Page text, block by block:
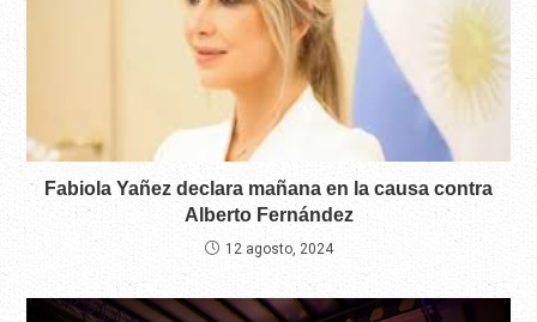
Fabiola Yañez declara mañana en la causa contra
Alberto Fernández
12 agosto, 2024